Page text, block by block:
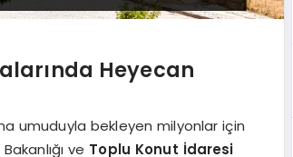
Heyecan
umuduyla bekleyen milyonlar için
ve Toplu Konut İdaresi